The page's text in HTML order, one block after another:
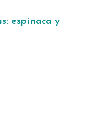
espinaca y